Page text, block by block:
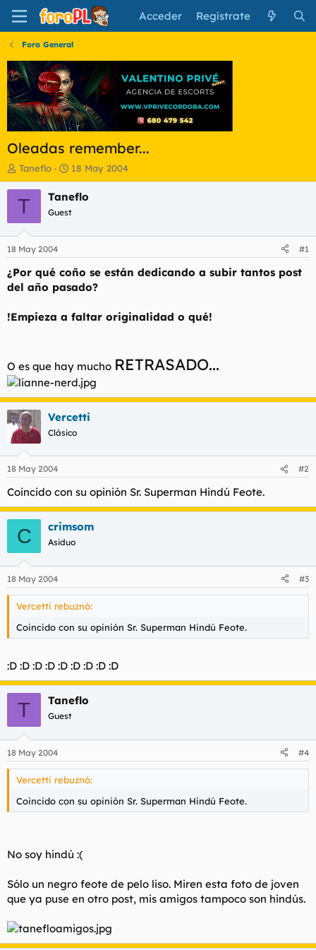
Acceder Regístrate
Foro General
Oleadas remember...
I
n
i
a
d
o
r
d
e
t
Taneflo
F
e
c
i
n
c
o
18 May 2004
T Taneflo
Guest
18 May 2004 #1
¿Por qué coño se están dedicando a subir tantos post
del año pasado?
!Empieza a faltar originalidad o qué!
O es que hay mucho RETRASADO...
Vercetti
Clásico
18 May 2004 #2
Coincido con su opinión Sr. Superman Hindú Feote.
C crimsom
Asiduo
18 May 2004 #3
Vercetti rebuznó:
Coincido con su opinión Sr. Superman Hindú Feote.
:D :D :D :D :D :D :D :D :D
T Taneflo
Guest
18 May 2004 #4
Vercetti rebuznó:
Coincido con su opinión Sr. Superman Hindú Feote.
No soy hindú :(
Sólo un negro feote de pelo liso. Miren esta foto de joven
que ya puse en otro post, mis amigos tampoco son hindús.